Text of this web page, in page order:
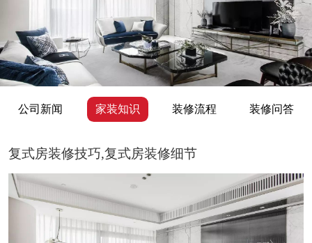
公司新闻 家装知识 装修流程 装修问答
复式房装修技巧,复式房装修细节